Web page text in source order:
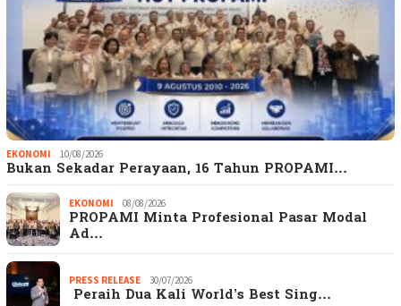
EKONOMI 10/08/2026
Bukan Sekadar Perayaan, 16 Tahun PROPAMI…
EKONOMI 08/08/2026
PROPAMI Minta Profesional Pasar Modal
Ad…
PRESS RELEASE 30/07/2026
Peraih Dua Kali World’s Best Sing…